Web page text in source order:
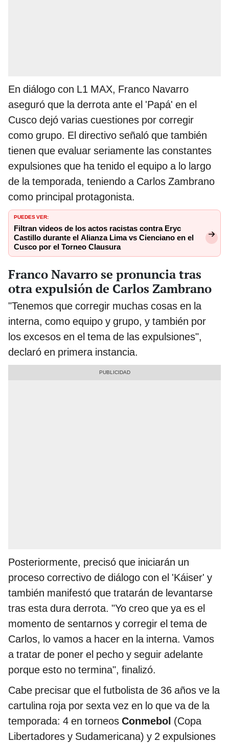
En diálogo con L1 MAX, Franco Navarro
aseguró que la derrota ante el 'Papá' en el
Cusco dejó varias cuestiones por corregir
como grupo. El directivo señaló que también
tienen que evaluar seriamente las constantes
expulsiones que ha tenido el equipo a lo largo
de la temporada, teniendo a Carlos Zambrano
como principal protagonista.
PUEDES VER:
Filtran videos de los actos racistas contra Eryc
Castillo durante el Alianza Lima vs Cienciano en el
Cusco por el Torneo Clausura
Franco Navarro se pronuncia tras
otra expulsión de Carlos Zambrano
"Tenemos que corregir muchas cosas en la
interna, como equipo y grupo, y también por
los excesos en el tema de las expulsiones",
declaró en primera instancia.
Posteriormente, precisó que iniciarán un
proceso correctivo de diálogo con el 'Káiser' y
también manifestó que tratarán de levantarse
tras esta dura derrota. "Yo creo que ya es el
momento de sentarnos y corregir el tema de
Carlos, lo vamos a hacer en la interna. Vamos
a tratar de poner el pecho y seguir adelante
porque esto no termina", finalizó.
Cabe precisar que el futbolista de 36 años ve la
cartulina roja por sexta vez en lo que va de la
temporada: 4 en torneos Conmebol (Copa
Libertadores y Sudamericana) y 2 expulsiones